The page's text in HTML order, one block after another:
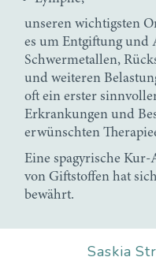
unseren wichtigsten
es um Entgiftung und
Schwermetallen,
und weiteren
oft ein erster
Erkrankungen und
erwünschten
Eine spagyrische
von Giftstoffen hat
bewährt.
Saskia